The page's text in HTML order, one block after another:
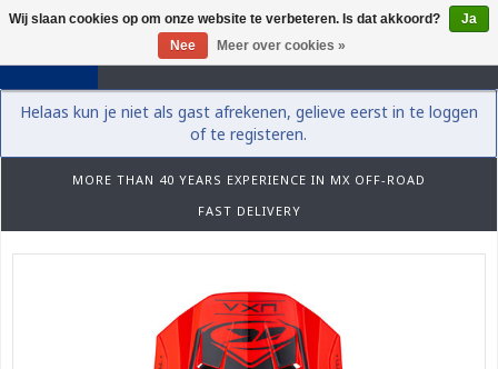
0
Helaas kun je niet als gast afrekenen, gelieve eerst in te loggen
of te registeren.
MORE THAN 40 YEARS EXPERIENCE IN MX OFF-ROAD
FAST DELIVERY
Wij slaan cookies op om onze website te verbeteren. Is dat akkoord?
Ja
Nee
Meer over cookies »